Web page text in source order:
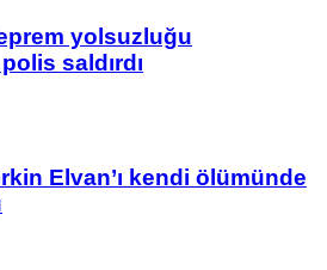
yolsuzluğu
saldırdı
Elvan’ı kendi ölümünde